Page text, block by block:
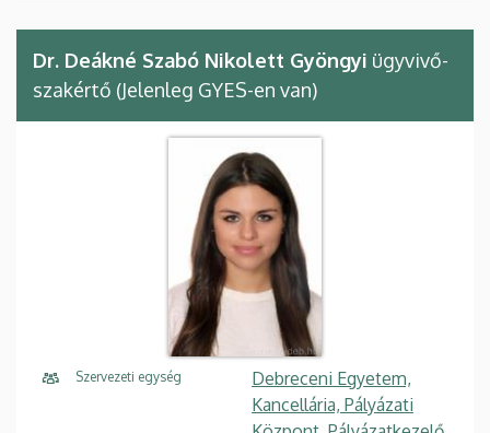
Dr. Deákné Szabó Nikolett Gyöngyi ügyvivő-
szakértő (Jelenleg GYES-en van)
Szervezeti egység
Debreceni Egyetem,
Kancellária, Pályázati